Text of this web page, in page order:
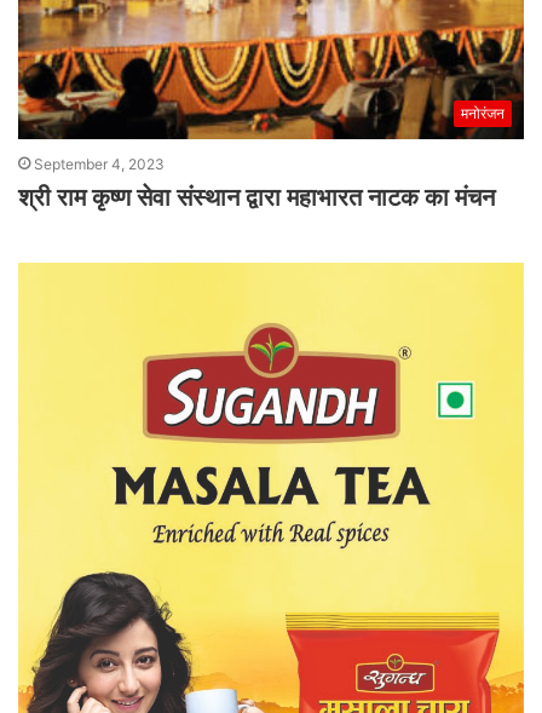
मनोरंजन
September 4, 2023
श्री राम कृष्ण सेवा संस्थान द्वारा महाभारत नाटक का मंचन